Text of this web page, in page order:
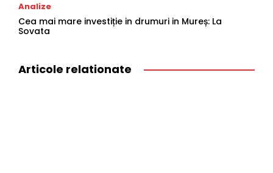
Analize
Cea mai mare investiție in drumuri in Mureș: La
Sovata
Articole relationate